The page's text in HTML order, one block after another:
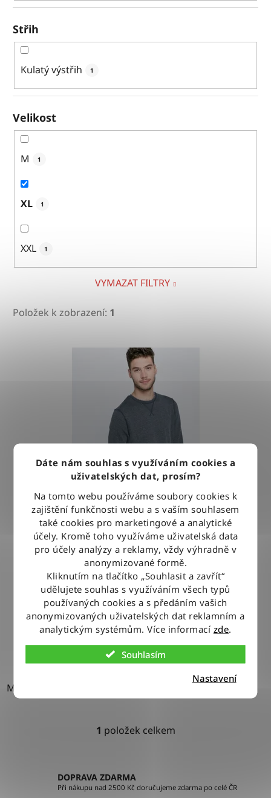
Dáte nám souhlas s využíváním cookies a
uživatelských dat, prosím?
Na tomto webu používáme soubory cookies k
zajištění funkčnosti webu a s vaším souhlasem
také cookies pro marketingové a analytické
účely. Kromě toho využíváme uživatelská data
pro účely analýzy a reklamy, vždy výhradně v
anonymizované formě.
Kliknutím na tlačítko „Souhlasit a zavřít“
udělujete souhlas s využíváním všech typů
používaných cookies a s předáním vašich
anonymizovaných uživatelských dat reklamním a
analytickým systémům. Více informací zde.
Souhlasím
Nastavení
Střih
Kulatý výstřih 1
Velikost
M 1
XL 1
XXL 1
VYMAZAT FILTRY
Položek k zobrazení: 1
Mikina Wrangler CREW SWEAT NAVY
1 480 Kč
DETAIL
M
O
á
d
1 položek celkem
DOPRAVA ZDARMA
Při nákupu nad 2500 Kč doručujeme zdarma po celé ČR